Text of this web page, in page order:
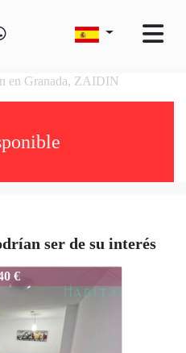
en Granada, ZAIDIN
ser de su interés
€